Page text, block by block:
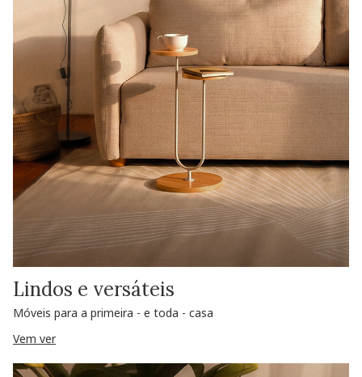
Lindos e versáteis
Móveis para a primeira - e toda - casa
Vem ver